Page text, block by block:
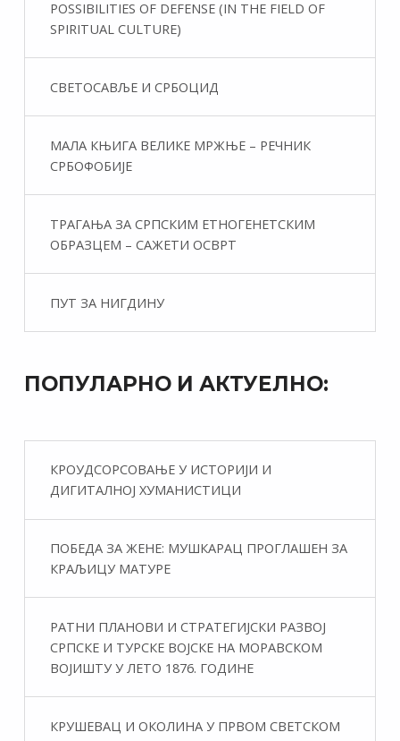
POSSIBILITIES OF DEFENSE (IN THE FIELD OF
SPIRITUAL CULTURE)
СВЕТОСАВЉЕ И СРБОЦИД
МАЛА КЊИГА ВЕЛИКЕ МРЖЊЕ – РЕЧНИК
СРБОФОБИЈЕ
ТРАГАЊА ЗА СРПСКИМ ЕТНОГЕНЕТСКИМ
ОБРАЗЦЕМ – САЖЕТИ ОСВРТ
ПУТ ЗА НИГДИНУ
ПОПУЛАРНО И АКТУЕЛНО:
КРОУДСОРСОВАЊЕ У ИСТОРИЈИ И
ДИГИТАЛНОЈ ХУМАНИСТИЦИ
ПОБЕДА ЗА ЖЕНЕ: МУШКАРАЦ ПРОГЛАШЕН ЗА
КРАЉИЦУ МАТУРЕ
РАТНИ ПЛАНОВИ И СТРАТЕГИЈСКИ РАЗВОЈ
СРПСКЕ И ТУРСКЕ ВОЈСКЕ НА МОРАВСКОМ
ВОЈИШТУ У ЛЕТО 1876. ГОДИНЕ
КРУШЕВАЦ И ОКОЛИНА У ПРВОМ СВЕТСКОМ